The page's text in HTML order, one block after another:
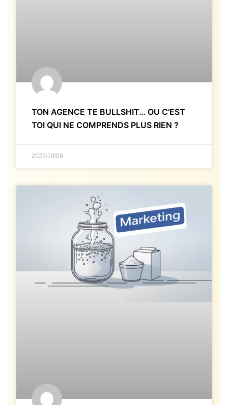
TON AGENCE TE BULLSHIT… OU C’EST
TOI QUI NE COMPRENDS PLUS RIEN ?
2025/10/09